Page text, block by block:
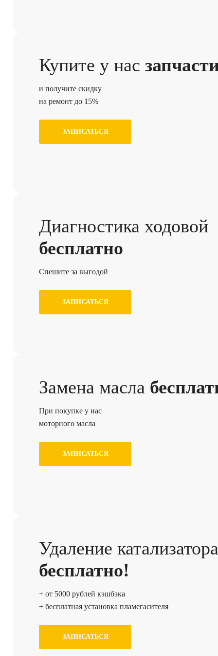
Купите у нас
и получите скидку
на ремонт до 15%
ЗАПИСАТЬСЯ
Диагностика ходовой
бесплатно
Спешите за выгодой
ЗАПИСАТЬСЯ
Замена масла
При покупке у нас
моторного масла
ЗАПИСАТЬСЯ
Удаление катализатора
бесплатно!
+ от 5000 рублей кэшбэка
+ бесплатная установка пламегасителя
ЗАПИСАТЬСЯ